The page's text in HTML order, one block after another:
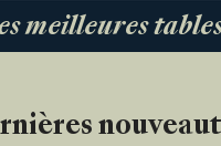
meilleures